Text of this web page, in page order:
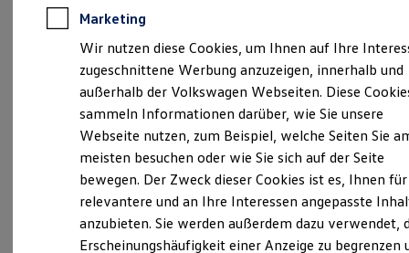
Elektroautos
ID. Tutorials
Elektrofahrzeugkonzepte
Reichweite
Reichweite der ID. Modelle
Reichweite im Winter
Laden
Laden unterwegs
Laden Zuhause
Ladestationen finden
Ladezeitensimulator
Batterie
Sicherheit
info_41@gottfried-schultz.de
+49 2331 309100
Montag Freitag 07:00 18:00
Samstag
09:00-13:00 Uhr
Sonntag
Geschlossen
Ansprechpartner
Marketing
Wir nutzen diese Cookies, um Ihnen auf Ihre
zugeschnittene Werbung anzuzeigen, innerhalb und
außerhalb der Volkswagen Webseiten. Diese
sammeln Informationen darüber, wie Sie unsere
Webseite nutzen, zum Beispiel, welche Seiten Sie
meisten besuchen oder wie Sie sich auf der Seite
bewegen. Der Zweck dieser Cookies ist es, Ihnen für
relevantere und an Ihre Interessen angepasste
anzubieten. Sie werden außerdem dazu verwendet,
Erscheinungshäufigkeit einer Anzeige zu begrenzen